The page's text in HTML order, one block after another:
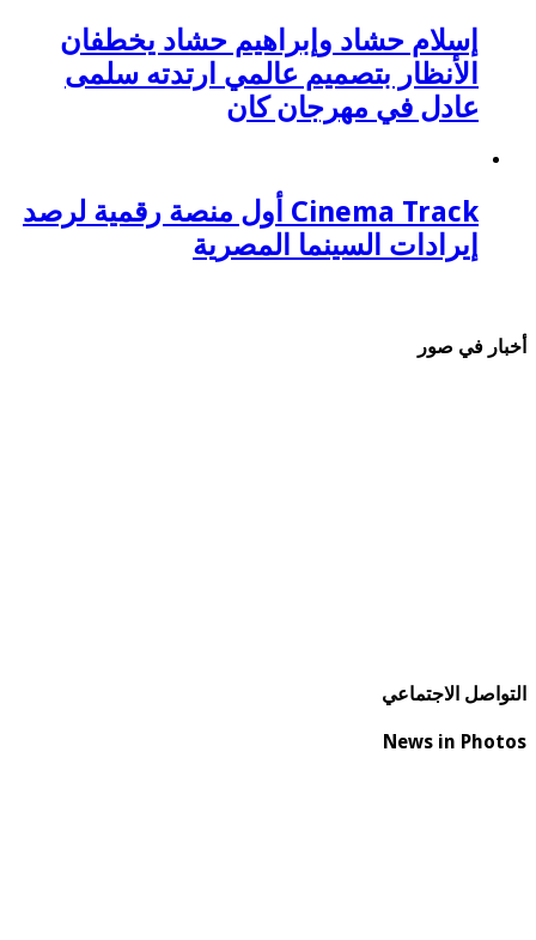
إسلام حشاد وإبراهيم حشاد يخطفان
الأنظار بتصميم عالمي ارتدته سلمى
عادل في مهرجان كان
Cinema Track أول منصة رقمية لرصد
إيرادات السينما المصرية
أخبار في صور
التواصل الاجتماعي
News in Photos